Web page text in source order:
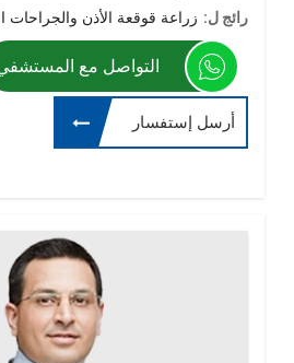
رائج ل: زراعة قوقعة الأذن والجراحات
التواصل مع
أرسل إستفسار